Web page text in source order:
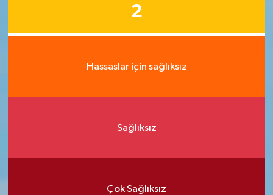
2
Hassaslar için sağlıksız
Sağlıksız
Çok Sağlıksız